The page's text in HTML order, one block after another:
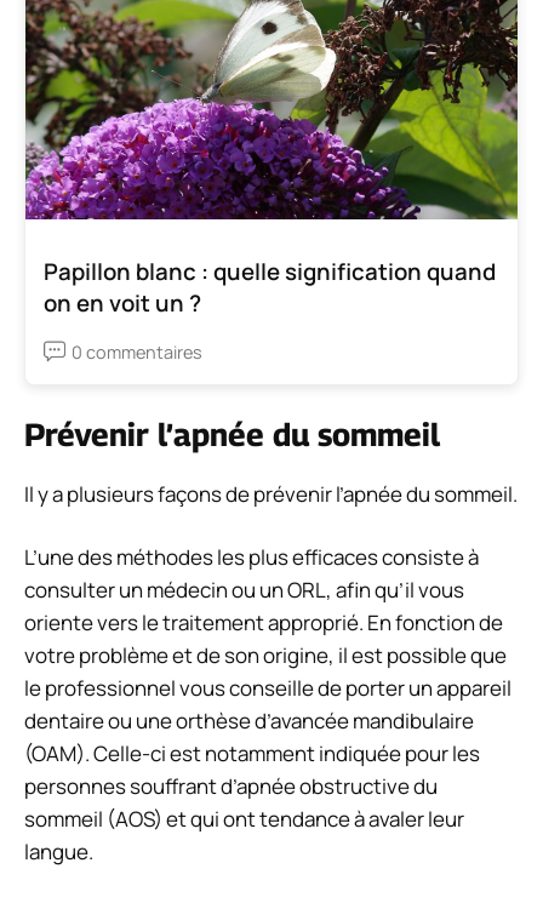
Papillon blanc : quelle signification quand
on en voit un ?
0 commentaires
Prévenir l’apnée du sommeil
Il y a plusieurs façons de prévenir l’apnée du sommeil.
L’une des méthodes les plus efficaces consiste à
consulter un médecin ou un ORL, afin qu’il vous
oriente vers le traitement approprié. En fonction de
votre problème et de son origine, il est possible que
le professionnel vous conseille de porter un appareil
dentaire ou une orthèse d’avancée mandibulaire
(OAM). Celle-ci est notamment indiquée pour les
personnes souffrant d’apnée obstructive du
sommeil (AOS) et qui ont tendance à avaler leur
langue.